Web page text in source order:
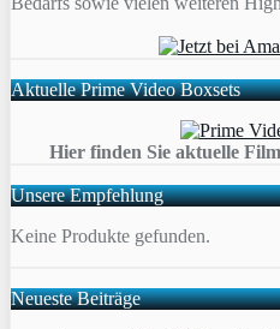
Aktuelle Prime Video Boxsets
Hier finden Sie aktuelle
Unsere Empfehlung
Keine Produkte gefunden.
Neueste Beiträge